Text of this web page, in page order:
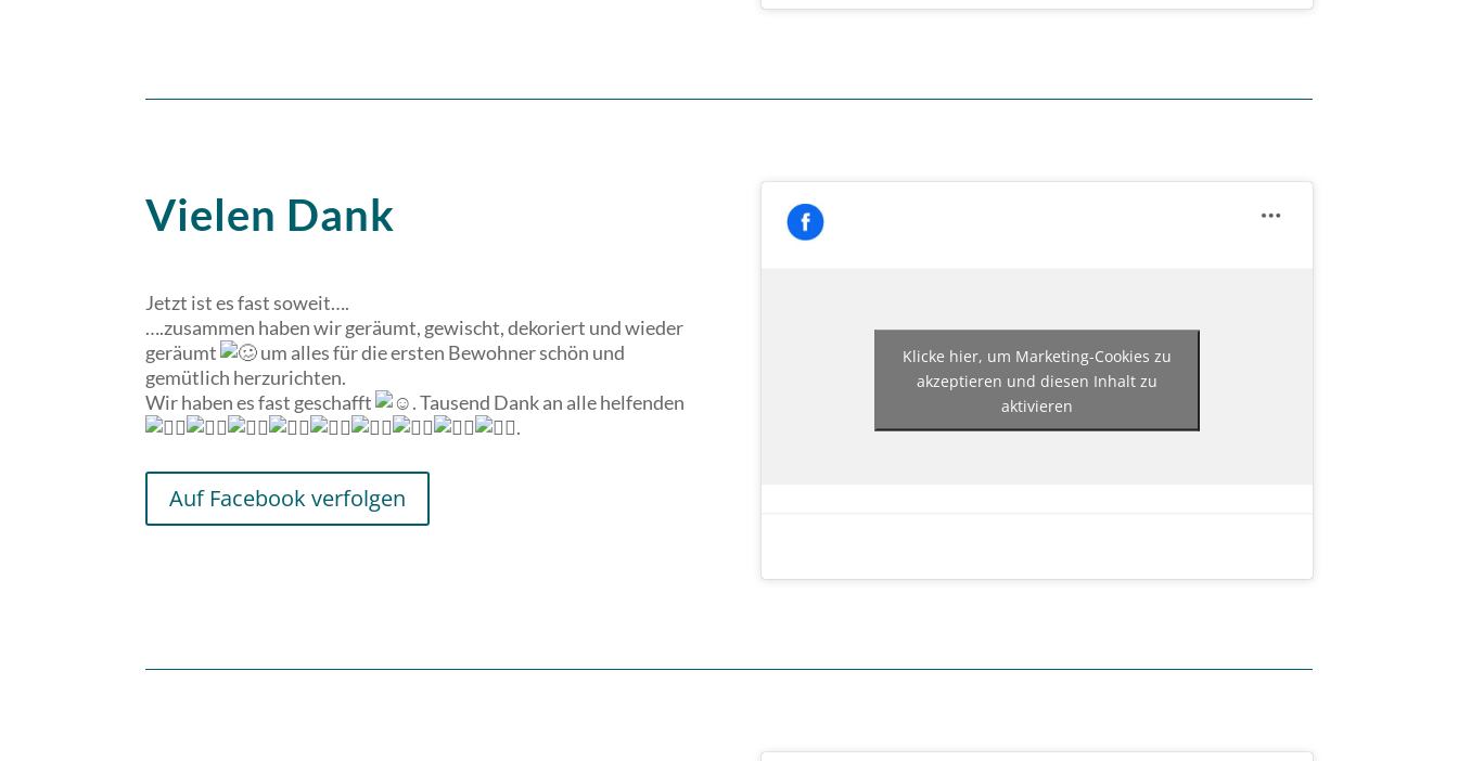
Vielen Dank
Jetzt ist es fast soweit….
….zusammen haben wir geräumt, gewischt, dekoriert und wieder
geräumt
um alles für die ersten Bewohner schön und
gemütlich herzurichten.
Wir haben es fast geschafft
. Tausend Dank an alle helfenden
.
Auf Facebook verfolgen
Klicke hier, um Marketing-Cookies zu
akzeptieren und diesen Inhalt zu
aktivieren